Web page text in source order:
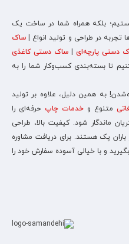
بلکه همراه شما در ساخت یک
تجربه در طراحی و تولید انواع | ساک
دستی پارچه‌ای| ساک دستی کاغذی
تا بسته‌بندی کسب‌وکار شما را به
به همین دلیل، علاوه بر تولید
متنوع و خدمات چاپ حرفه‌ای را
ماندگار شود. کیفیت بالا، طراحی
پک هستند. برای دریافت مشاوره
و با خیالی آسوده سفارش خود را